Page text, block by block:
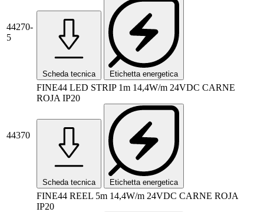
44270-
5
Scheda tecnica Etichetta energetica
44370
FINE44 LED STRIP 1m 14,4W/m 24VDC CARNE
ROJA IP20
Scheda tecnica Etichetta energetica
FINE44 REEL 5m 14,4W/m 24VDC CARNE ROJA
IP20